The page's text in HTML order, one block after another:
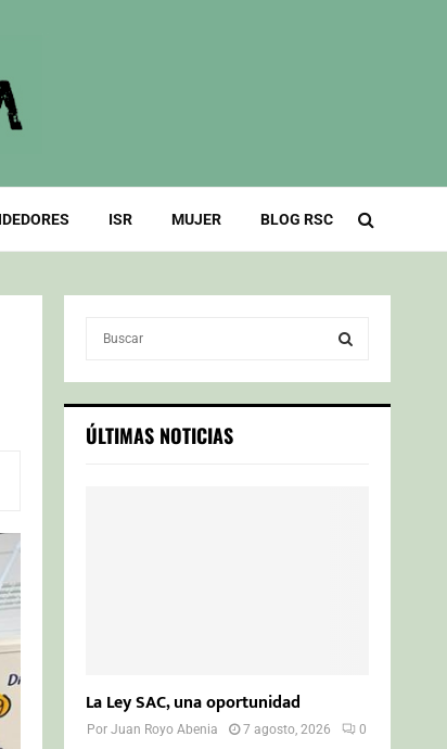
ISR MUJER BLOG RSC
c
h
S
ÚLTIMAS NOTICIAS
La Ley SAC, una oportunidad
PorJuan Royo Abenia 7 agosto, 2026 0